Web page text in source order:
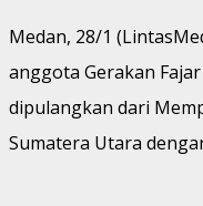
Medan, 28/1
anggota Gerakan
dipulangkan dari
Sumatera Utara